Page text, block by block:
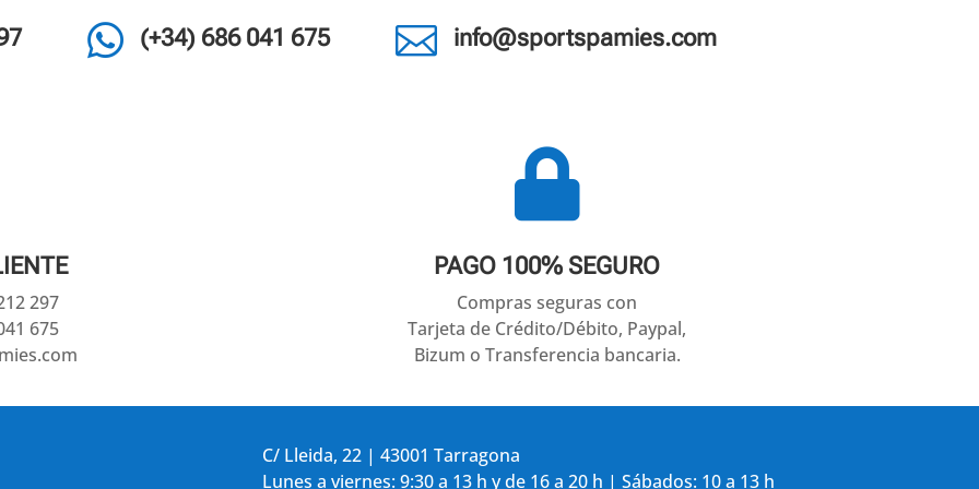
 (+34) 686 041 675  info@sportspamies.com
297
675

PAGO 100% SEGURO
Compras seguras con
Tarjeta de Crédito/Débito, Paypal,
Bizum o Transferencia bancaria.
C/ Lleida, 22 | 43001 Tarragona
Lunes a viernes: 9:30 a 13 h y de 16 a 20 h | Sábados: 10 a 13 h